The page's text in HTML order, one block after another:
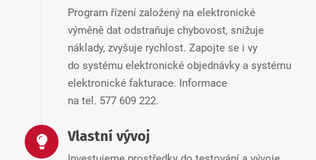
Program řízení založený na elektronické
výměně dat odstraňuje chybovost, snižuje
náklady, zvyšuje rychlost. Zapojte se i vy
do systému elektronické objednávky a systému
elektronické fakturace. Informace
na tel. 577 609 222.
Vlastní vývoj